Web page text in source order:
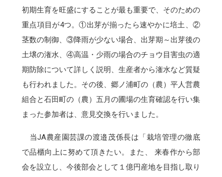
初期生育を旺盛にすることが最も重要で、そのための
重点項目が4つ。①出芽が揃ったら速やかに培土、②
茎数の制御、③降雨が少ない場合、出芽期～出芽後の
土壌の潅水、④高温・少雨の場合のチョウ目害虫の適
期防除について詳しく説明、生産者から潅水など質疑
も行われました。その後、郷ノ浦町の（農）平人営農
組合と石田町の（農）五月の圃場の生育確認を行い集
まった参加者は、意見交換を行いました。
当JA農産園芸課の渡邉茂係長は「栽培管理の徹底
で品櫃向上に努めて頂きたい。また、 来春作から部
会を設立し、今後部会として１億円産地を目指し取り